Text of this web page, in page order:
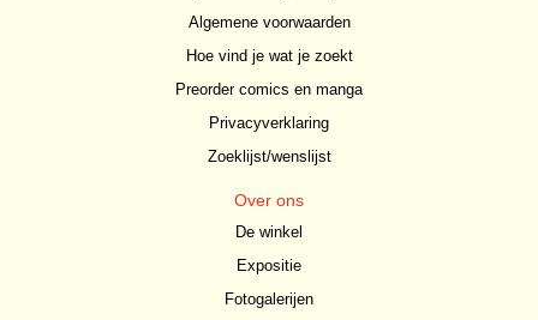
Algemene voorwaarden
Hoe vind je wat je zoekt
Preorder comics en manga
Privacyverklaring
Zoeklijst/wenslijst
Over ons
De winkel
Expositie
Fotogalerijen